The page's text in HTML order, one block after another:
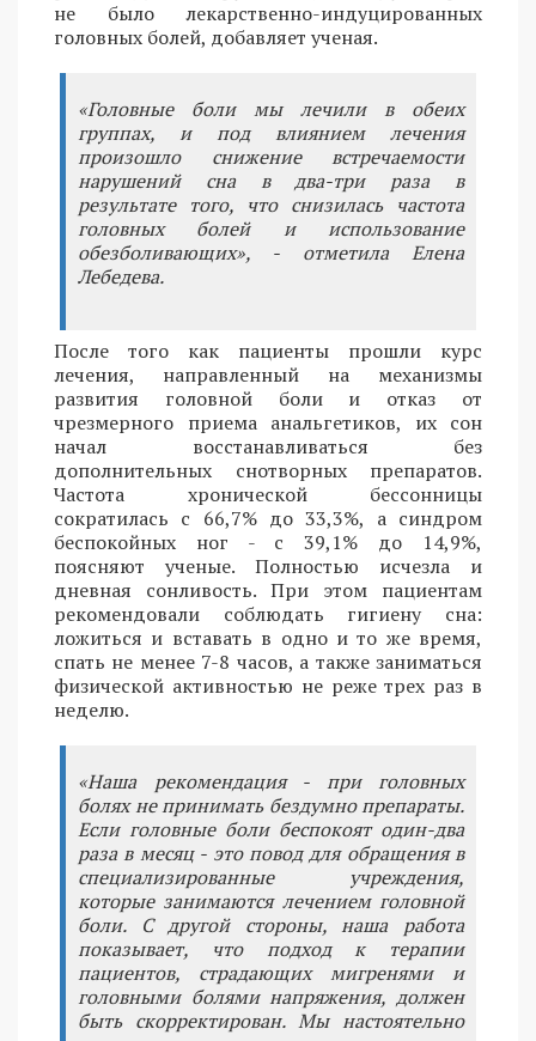
не было лекарственно-индуцированных
головных болей, добавляет ученая.
«Головные боли мы лечили в обеих
группах, и под влиянием лечения
произошло снижение встречаемости
нарушений сна в два-три раза в
результате того, что снизилась частота
головных болей и использование
обезболивающих», - отметила Елена
Лебедева.
После того как пациенты прошли курс
лечения, направленный на механизмы
развития головной боли и отказ от
чрезмерного приема анальгетиков, их сон
начал восстанавливаться без
дополнительных снотворных препаратов.
Частота хронической бессонницы
сократилась с 66,7% до 33,3%, а синдром
беспокойных ног - с 39,1% до 14,9%,
поясняют ученые. Полностью исчезла и
дневная сонливость. При этом пациентам
рекомендовали соблюдать гигиену сна:
ложиться и вставать в одно и то же время,
спать не менее 7-8 часов, а также заниматься
физической активностью не реже трех раз в
неделю.
«Наша рекомендация - при головных
болях не принимать бездумно препараты.
Если головные боли беспокоят один-два
раза в месяц - это повод для обращения в
специализированные учреждения,
которые занимаются лечением головной
боли. С другой стороны, наша работа
показывает, что подход к терапии
пациентов, страдающих мигренями и
головными болями напряжения, должен
быть скорректирован. Мы настоятельно